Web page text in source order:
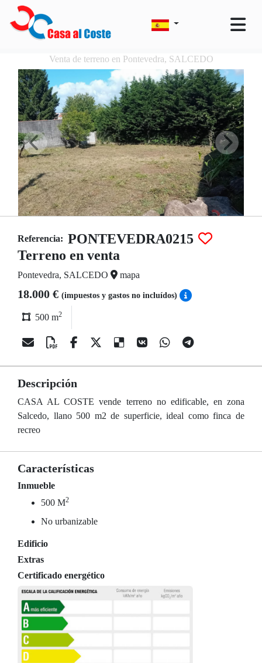
Venta de terreno en Pontevedra, SALCEDO
Referencia: PONTEVEDRA0215
Terreno en venta
Pontevedra, SALCEDO mapa
18.000 € (impuestos y gastos no incluídos)
500 m2
Descripción
CASA AL COSTE vende terreno no edificable, en zona
Salcedo, llano 500 m2 de superficie, ideal como finca de
recreo
Características
Inmueble
500 M2
No urbanizable
Edificio
Extras
Certificado energético